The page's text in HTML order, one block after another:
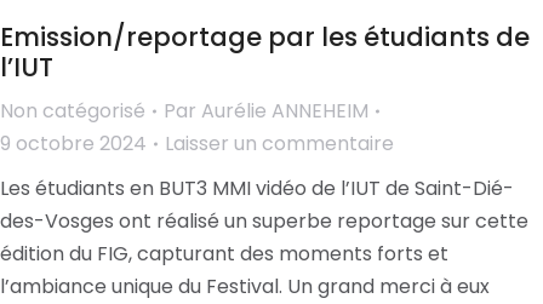
Emission/reportage par les étudiants de
l’IUT
Non catégorisé Par Aurélie ANNEHEIM
9 octobre 2024
Laisser un commentaire
Les étudiants en BUT3 MMI vidéo de l’IUT de Saint-Dié-
des-Vosges ont réalisé un superbe reportage sur cette
édition du FIG, capturant des moments forts et
l’ambiance unique du Festival. Un grand merci à eux